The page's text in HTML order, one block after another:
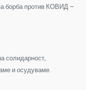
борба против КОВИД –
солидарност,
и осудуваме.